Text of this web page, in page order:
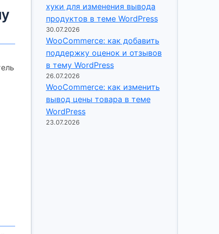
хуки для изменения вывода
продуктов в теме WordPress
30.07.2026
WooCommerce: как добавить
поддержку оценок и отзывов
в тему WordPress
26.07.2026
WooCommerce: как изменить
вывод цены товара в теме
WordPress
23.07.2026